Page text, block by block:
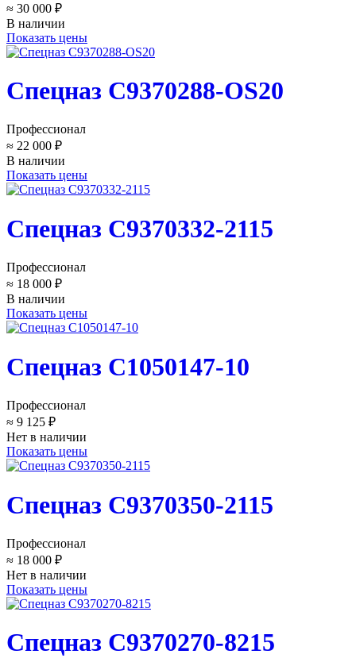
≈ 30 000 ₽
В наличии
Показать цены
Спецназ C9370288-OS20
Профессионал
≈ 22 000 ₽
В наличии
Показать цены
Спецназ C9370332-2115
Профессионал
≈ 18 000 ₽
В наличии
Показать цены
Спецназ C1050147-10
Профессионал
≈ 9 125 ₽
Нет в наличии
Показать цены
Спецназ C9370350-2115
Профессионал
≈ 18 000 ₽
Нет в наличии
Показать цены
Спецназ C9370270-8215